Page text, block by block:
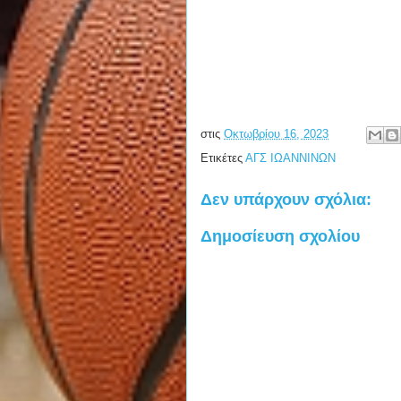
στις Οκτωβρίου 16, 2023
Ετικέτες ΑΓΣ ΙΩΑΝΝΙΝΩΝ
Δεν υπάρχουν σχόλια:
Δημοσίευση σχολίου